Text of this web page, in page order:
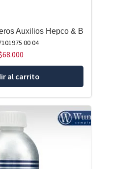
Auxilios Hepco & B
00 04
68.000
al carrito